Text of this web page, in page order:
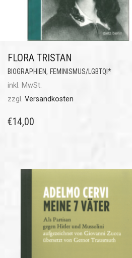
FLORA TRISTAN
BIOGRAPHIEN, FEMINISMUS/LGBTQI*
inkl. MwSt.
zzgl. Versandkosten
€14,00